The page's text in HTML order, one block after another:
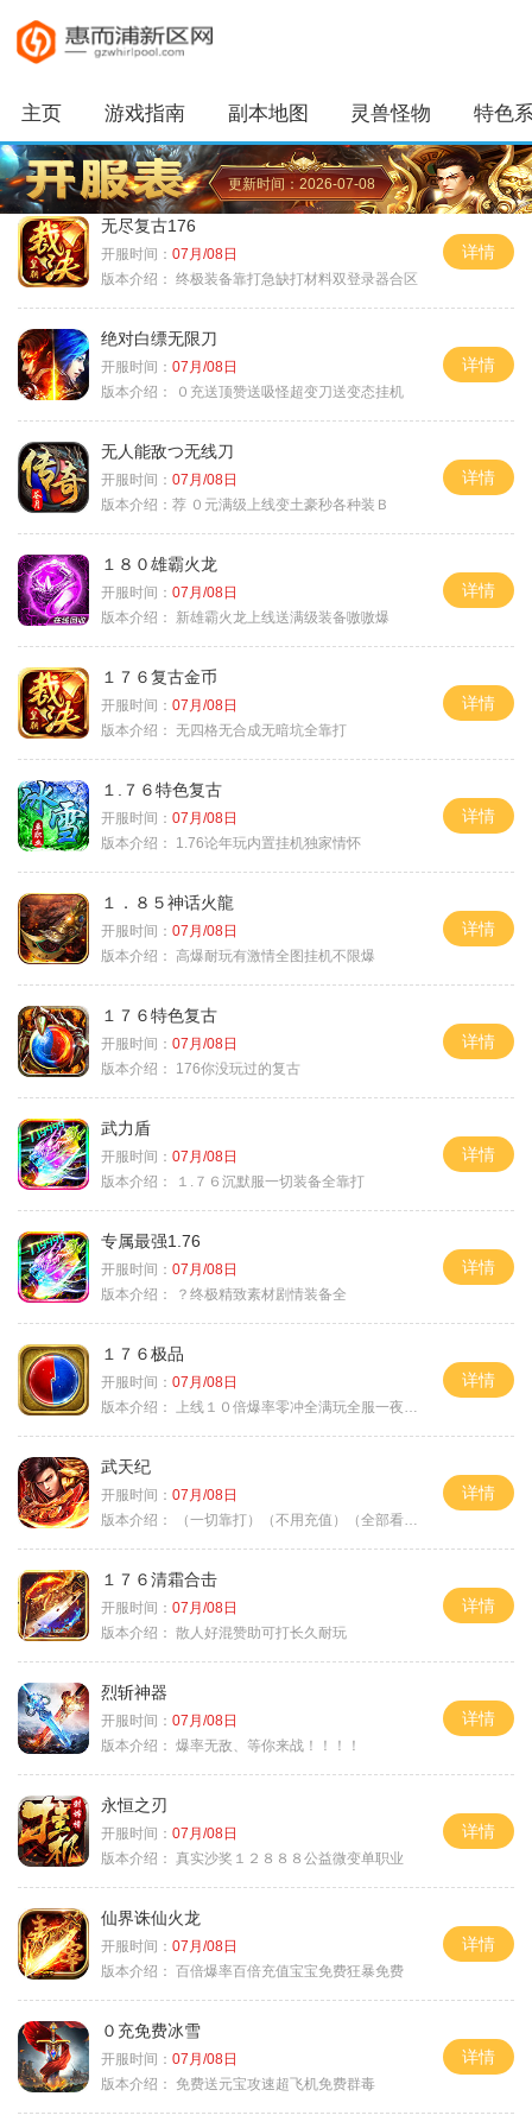
主页 游戏指南 副本地图 灵兽怪物 特色
更新时间：2026-07-08
无尽复古176
开服时间： 07月/08日
版本介绍： 终极装备靠打急缺打材料双登录器合区
详情
绝对白缥无限刀
开服时间： 07月/08日
版本介绍：
０充送顶赞送吸怪超变刀送变态挂机
详情
无人能敌つ无线刀
开服时间： 07月/08日
版本介绍： 荐 ０元满级上线变土豪秒各种装Ｂ
详情
１８０雄霸火龙
开服时间： 07月/08日
版本介绍：
新雄霸火龙上线送满级装备嗷嗷爆
详情
１７６复古金币
开服时间： 07月/08日
版本介绍： 无四格无合成无暗坑全靠打
详情
１.７６特色复古
开服时间： 07月/08日
版本介绍：
1.76论年玩内置挂机独家情怀
详情
１．８５神话火龍
开服时间： 07月/08日
版本介绍： 高爆耐玩有激情全图挂机不限爆
详情
１７６特色复古
开服时间： 07月/08日
版本介绍：
176你没玩过的复古
详情
武力盾
开服时间： 07月/08日
版本介绍：
１.７６沉默服一切装备全靠打
详情
专属最强1.76
开服时间： 07月/08日
版本介绍：
？终极精致素材剧情装备全
详情
１７６极品
开服时间： 07月/08日
版本介绍：
上线１０倍爆率零冲全满玩全服一夜终极
详情
武天纪
开服时间： 07月/08日
版本介绍：
（一切靠打）（不用充值）（全部看脸）
详情
１７６清霜合击
开服时间： 07月/08日
版本介绍： 散人好混赞助可打长久耐玩
详情
烈斩神器
开服时间： 07月/08日
版本介绍： 爆率无敌、等你来战！！！！
详情
永恒之刃
开服时间： 07月/08日
版本介绍： 真实沙奖１２８８８公益微变单职业
详情
仙界诛仙火龙
开服时间： 07月/08日
版本介绍： 百倍爆率百倍充值宝宝免费狂暴免费
详情
０充免费冰雪
开服时间： 07月/08日
版本介绍： 免费送元宝攻速超飞机免费群毒
详情